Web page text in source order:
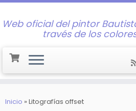
Web oficial del pintor
través de los
Inicio » Litografías offset